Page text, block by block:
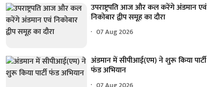
उपराष्ट्रपति आज और कल करेंगे अंडमान एवं
निकोबार द्वीप समूह का दौरा
07 Aug 2026
अंडमान में सीपीआई(एम) ने शुरू किया पार्टी
फंड अभियान